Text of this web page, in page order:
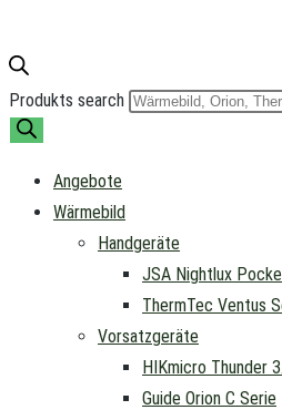
Produkts search
Angebote
Wärmebild
Handgeräte
JSA Nightlux
ThermTec Ventus
Vorsatzgeräte
HIKmicro Thunder
Guide Orion C Serie